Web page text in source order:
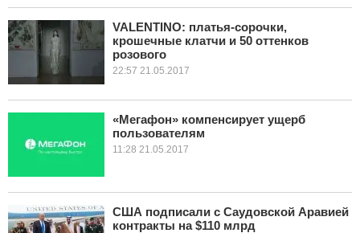
VALENTINO: платья-сорочки,
крошечные клатчи и 50 оттенков
розового
22:57 21.05.2017
«Мегафон» компенсирует ущерб
пользователям
11:28 21.05.2017
США подписали с Саудовской Аравией
контракты на $110 млрд